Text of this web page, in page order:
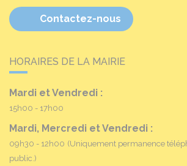
Contactez-nous
HORAIRES DE LA MAIRIE
Mardi et Vendredi :
15h00 - 17h00
Mardi, Mercredi et Vendredi :
09h30 - 12h00 (Uniquement permanence
public.)